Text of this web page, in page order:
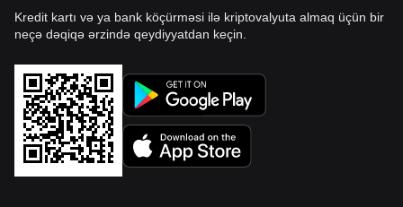
Kredit kartı və ya bank köçürməsi ilə kriptovalyuta almaq üçün bir
neçə dəqiqə ərzində qeydiyyatdan keçin.